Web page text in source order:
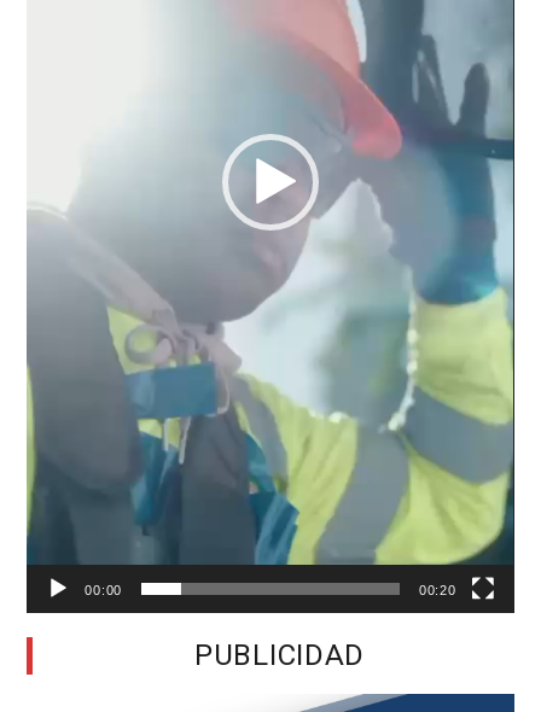
00:00 00:20
PUBLICIDAD